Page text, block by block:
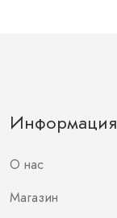
Информация
О нас
Магазин